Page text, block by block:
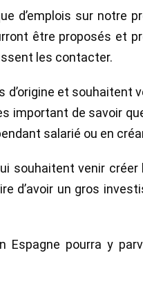
d’emplois sur notre
être proposés et
les contacter.
et souhaitent
important de savoir
salarié ou en
souhaitent venir
d’avoir un gros
Espagne pourra y